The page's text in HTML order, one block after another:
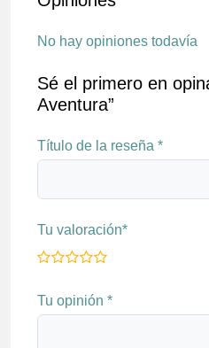
No hay opiniones todavía
Sé el primero en
Aventura”
Título de la reseña *
Tu valoración*
Tu opinión *